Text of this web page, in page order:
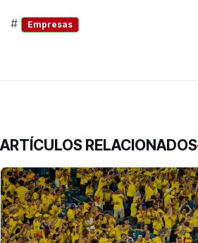
# Empresas
ARTÍCULOS RELACIONADOS